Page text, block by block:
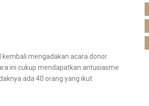
mengadakan acara donor
ini cukup mendapatkan antusiasme
ada 40 orang yang ikut